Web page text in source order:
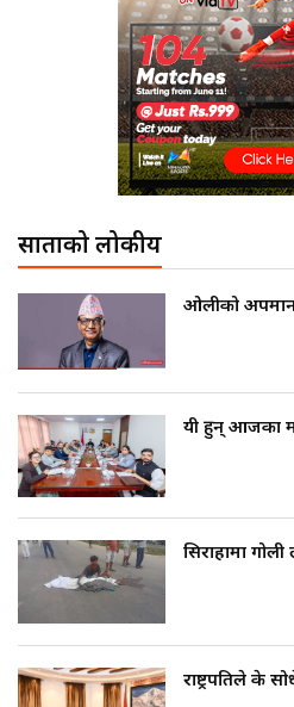
साताको लोकप्रीय
ओलीको
यी हुन् आजका
सिराहामा
राष्ट्रपतिले के